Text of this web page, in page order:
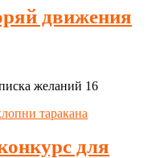
движения
желаний 16
для